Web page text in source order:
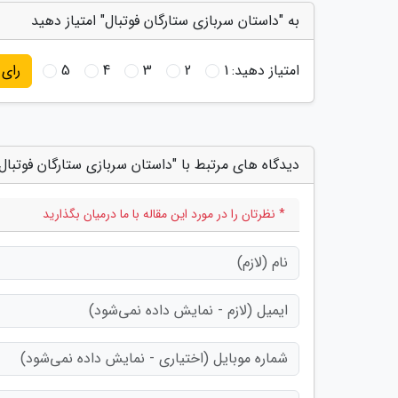
به "داستان سربازی ستارگان فوتبال" امتیاز دهید
امتیاز دهید:1
2
3
4
5 رای
دیدگاه های مرتبط با "داستان سربازی ستارگان
* نظرتان را در مورد این مقاله با ما درمیان بگذارید